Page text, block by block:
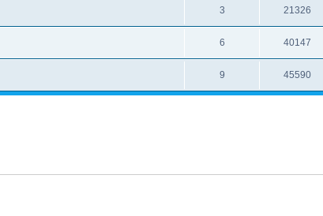
3 21326
6 40147
9 45590